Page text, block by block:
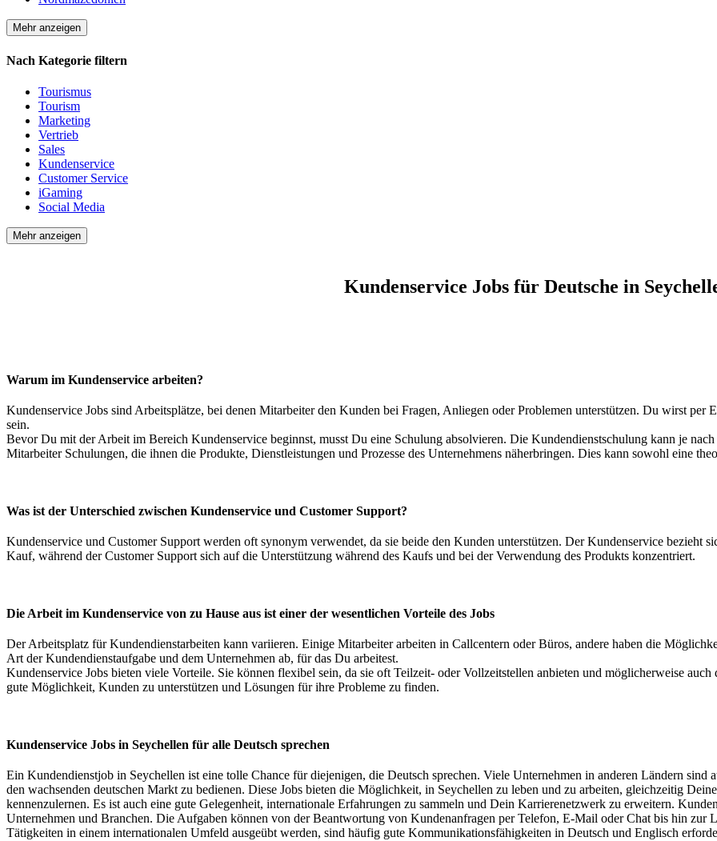
Mehr anzeigen
Nach Kategorie filtern
Tourismus
Tourism
Marketing
Vertrieb
Sales
Kundenservice
Customer Service
iGaming
Social Media
Mehr anzeigen
Kundenservice Jobs für Deutsche in
Warum im Kundenservice arbeiten?
Kundenservice Jobs sind Arbeitsplätze, bei denen Mitarbeiter den Kunden bei Fragen, Anliegen oder Problemen unterstützen. Du wirst
sein.
Bevor Du mit der Arbeit im Bereich Kundenservice beginnst, musst Du eine Schulung absolvieren. Die Kundendienstschulung kann je
Mitarbeiter Schulungen, die ihnen die Produkte, Dienstleistungen und Prozesse des Unternehmens näherbringen. Dies kann sowohl eine
Was ist der Unterschied zwischen Kundenservice und Customer Support?
Kundenservice und Customer Support werden oft synonym verwendet, da sie beide den Kunden unterstützen. Der Kundenservice bezieht
Kauf, während der Customer Support sich auf die Unterstützung während des Kaufs und bei der Verwendung des Produkts konzentriert.
Die Arbeit im Kundenservice von zu Hause aus ist einer der wesentlichen Vorteile des Jobs
Der Arbeitsplatz für Kundendienstarbeiten kann variieren. Einige Mitarbeiter arbeiten in Callcentern oder Büros, andere haben die
Art der Kundendienstaufgabe und dem Unternehmen ab, für das Du arbeitest.
Kundenservice Jobs bieten viele Vorteile. Sie können flexibel sein, da sie oft Teilzeit- oder Vollzeitstellen anbieten und möglicherweise
gute Möglichkeit, Kunden zu unterstützen und Lösungen für ihre Probleme zu finden.
Kundenservice Jobs in Seychellen für alle Deutsch sprechen
Ein Kundendienstjob in Seychellen ist eine tolle Chance für diejenigen, die Deutsch sprechen. Viele Unternehmen in anderen Ländern sind
den wachsenden deutschen Markt zu bedienen. Diese Jobs bieten die Möglichkeit, in Seychellen zu leben und zu arbeiten, gleichzeitig
kennenzulernen. Es ist auch eine gute Gelegenheit, internationale Erfahrungen zu sammeln und Dein Karrierenetzwerk zu erweitern.
Unternehmen und Branchen. Die Aufgaben können von der Beantwortung von Kundenanfragen per Telefon, E-Mail oder Chat bis hin zur
Tätigkeiten in einem internationalen Umfeld ausgeübt werden, sind häufig gute Kommunikationsfähigkeiten in Deutsch und Englisch